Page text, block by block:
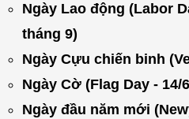
Ngày Lao động (Labor
tháng 9)
Ngày Cựu chiến binh
Ngày Cờ (Flag Day - 14/
Ngày đầu năm mới